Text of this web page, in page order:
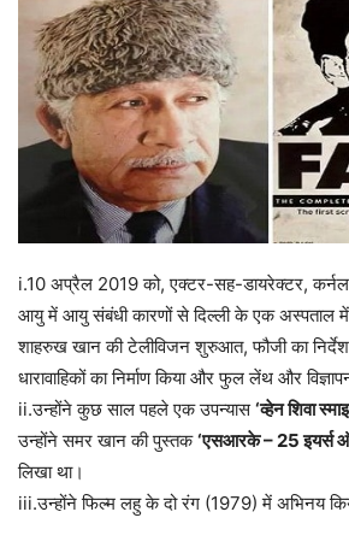
i.10 अप्रैल 2019 को, एक्टर-सह-डायरेक्टर,
आयु में आयु संबंधी कारणों से दिल्ली के एक अस्पताल में
शाहरुख खान की टेलीविजन शुरुआत, फौजी का
धारावाहिकों का निर्माण किया और फुल लेंथ और
ii.उन्होंने कुछ साल पहले एक उपन्यास‘व्हेन शिवा
उन्होंने समर खान की पुस्तक‘एसआरके – 25 इयर्स
लिखा था।
iii.उन्होंने फिल्म लहु के दो रंग (1979) में अभिनय